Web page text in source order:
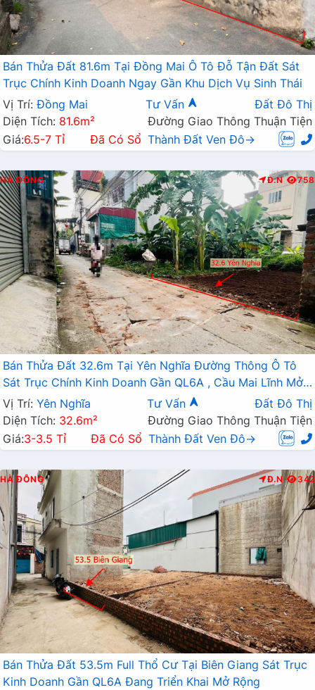
Bán Thửa Đất 81.6m Tại Đồng Mai Ô Tô Đỗ Tận Đất Sát
Trục Chính Kinh Doanh Ngay Gần Khu Dịch Vụ Sinh Thái
Vị Trí: Đồng Mai Tư Vấn
Đất Đô Thị
Diện Tích: 81.6m²
Đường Giao Thông Thuận Tiện
Giá:6.5-7 Tỉ Đã Có Sổ Thành Đất Ven Đô→
HÀ ĐÔNG Đ.N 758
Bán Thửa Đất 32.6m Tại Yên Nghĩa Đường Thông Ô Tô
Sát Trục Chính Kinh Doanh Gần QL6A , Cầu Mai Lĩnh Mở
Rộng
Vị Trí: Yên Nghĩa Tư Vấn
Đất Đô Thị
Diện Tích: 32.6m²
Đường Giao Thông Thuận Tiện
Giá:3-3.5 Tỉ Đã Có Sổ Thành Đất Ven Đô→
HÀ ĐÔNG Đ.N 342
Bán Thửa Đất 53.5m Full Thổ Cư Tại Biên Giang Sát Trục
Kinh Doanh Gần QL6A Đang Triển Khai Mở Rộng